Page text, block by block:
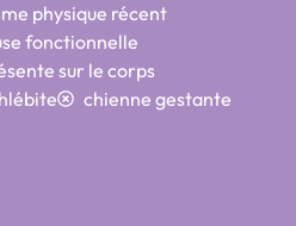
physique récent
fonctionnelle
sur le corps
chienne gestante